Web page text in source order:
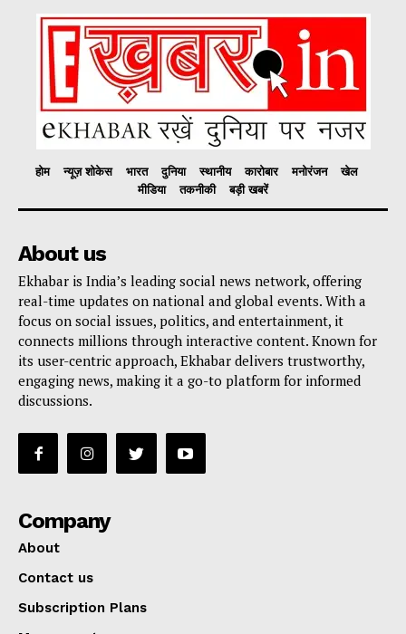
होम न्यूज़ शोकेस भारत दुनिया स्थानीय कारोबार मनोरंजन
खेल
मीडिया
तकनीकी बड़ी खबरें
About us
Ekhabar is India’s leading social news network, offering
real-time updates on national and global events. With a
focus on social issues, politics, and entertainment, it
connects millions through interactive content. Known for
its user-centric approach, Ekhabar delivers trustworthy,
engaging news, making it a go-to platform for informed
discussions.
Company
About
Contact us
Subscription Plans